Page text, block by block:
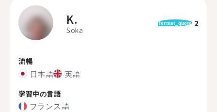
K.
Soka
format_quote 2
流暢
日本語 英語
学習中の言語
フランス語